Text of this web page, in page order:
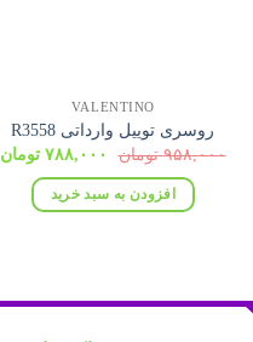
VALENTINO
روسری توییل وارداتی R3558
۹۵۸,۰۰۰ تومان
قیمت
۹۵۸,۰۰۰ تومان
بود.
۷۸۸,۰۰۰ تومان
افزودن به سبد خرید